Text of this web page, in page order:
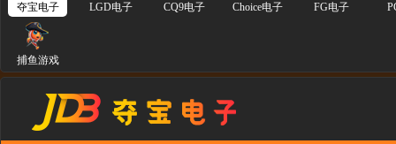
夺宝电子 LGD电子 CQ9电子 Choice电子 FG电子
捕鱼游戏